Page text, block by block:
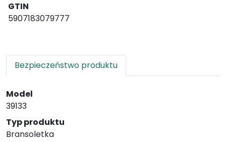
GTIN
5907183079777
Bezpieczeństwo produktu
Model
39133
Typ produktu
Bransoletka